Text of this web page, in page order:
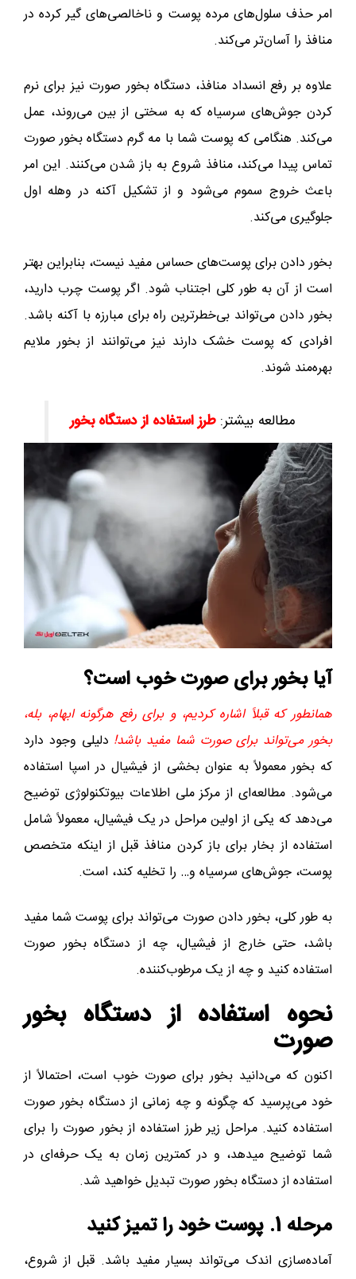
امر حذف سلول‌های مرده پوست و ناخالصی‌های گیر کرده در
منافذ را آسان‌تر می‌کند.
علاوه بر رفع انسداد منافذ، دستگاه بخور صورت نیز برای نرم
کردن جوش‌های سرسیاه که به سختی از بین می‌روند، عمل
می‌کند. هنگامی که پوست شما با مه گرم دستگاه بخور صورت
تماس پیدا می‌کند، منافذ شروع به باز شدن می‌کنند. این امر
باعث خروج سموم می‌شود و از تشکیل آکنه در وهله اول
جلوگیری می‌کند.
بخور دادن برای پوست‌های حساس مفید نیست، بنابراین بهتر
است از آن به طور کلی اجتناب شود. اگر پوست چرب دارید،
بخور دادن می‌تواند بی‌خطرترین راه برای مبارزه با آکنه باشد.
افرادی که پوست خشک دارند نیز می‌توانند از بخور ملایم
بهره‌مند شوند.
مطالعه بیشتر:طرز استفاده از دستگاه بخور
آیا بخور برای صورت خوب است؟
همانطور که قبلاً اشاره کردیم، و برای رفع هرگونه ابهام، بله،
بخور می‌تواند برای صورت شما مفید باشد! دلیلی وجود دارد
که بخور معمولاً به عنوان بخشی از فیشیال در اسپا استفاده
می‌شود. مطالعه‌ای از مرکز ملی اطلاعات بیوتکنولوژی توضیح
می‌دهد که یکی از اولین مراحل در یک فیشیال، معمولاً شامل
استفاده از بخار برای باز کردن منافذ قبل از اینکه متخصص
پوست، جوش‌های سرسیاه و… را تخلیه کند، است.
به طور کلی، بخور دادن صورت می‌تواند برای پوست شما مفید
باشد، حتی خارج از فیشیال، چه از دستگاه بخور صورت
استفاده کنید و چه از یک مرطوب‌کننده.
نحوه استفاده از دستگاه بخور
صورت
اکنون که می‌دانید بخور برای صورت خوب است، احتمالاً از
خود می‌پرسید که چگونه و چه زمانی از دستگاه بخور صورت
استفاده کنید. مراحل زیر طرز استفاده از بخور صورت را برای
شما توضیح میدهد، و در کمترین زمان به یک حرفه‌ای در
استفاده از دستگاه بخور صورت تبدیل خواهید شد.
مرحله 1. پوست خود را تمیز کنید
آماده‌سازی اندک می‌تواند بسیار مفید باشد. قبل از شروع،